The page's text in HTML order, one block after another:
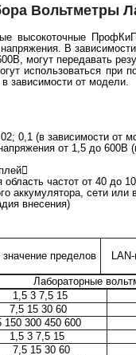
Вольтметры
высокоточные
В
могут передавать
использоваться при
в зависимости от модели.
0,1 (в зависимости от
от 1,5 до 600В
частот от 40 до
аккумулятора, сети или
внесения)
пределов LAN-
3 7,5 15
15 30 60
300 450 600
3 7,5 15
15 30 60